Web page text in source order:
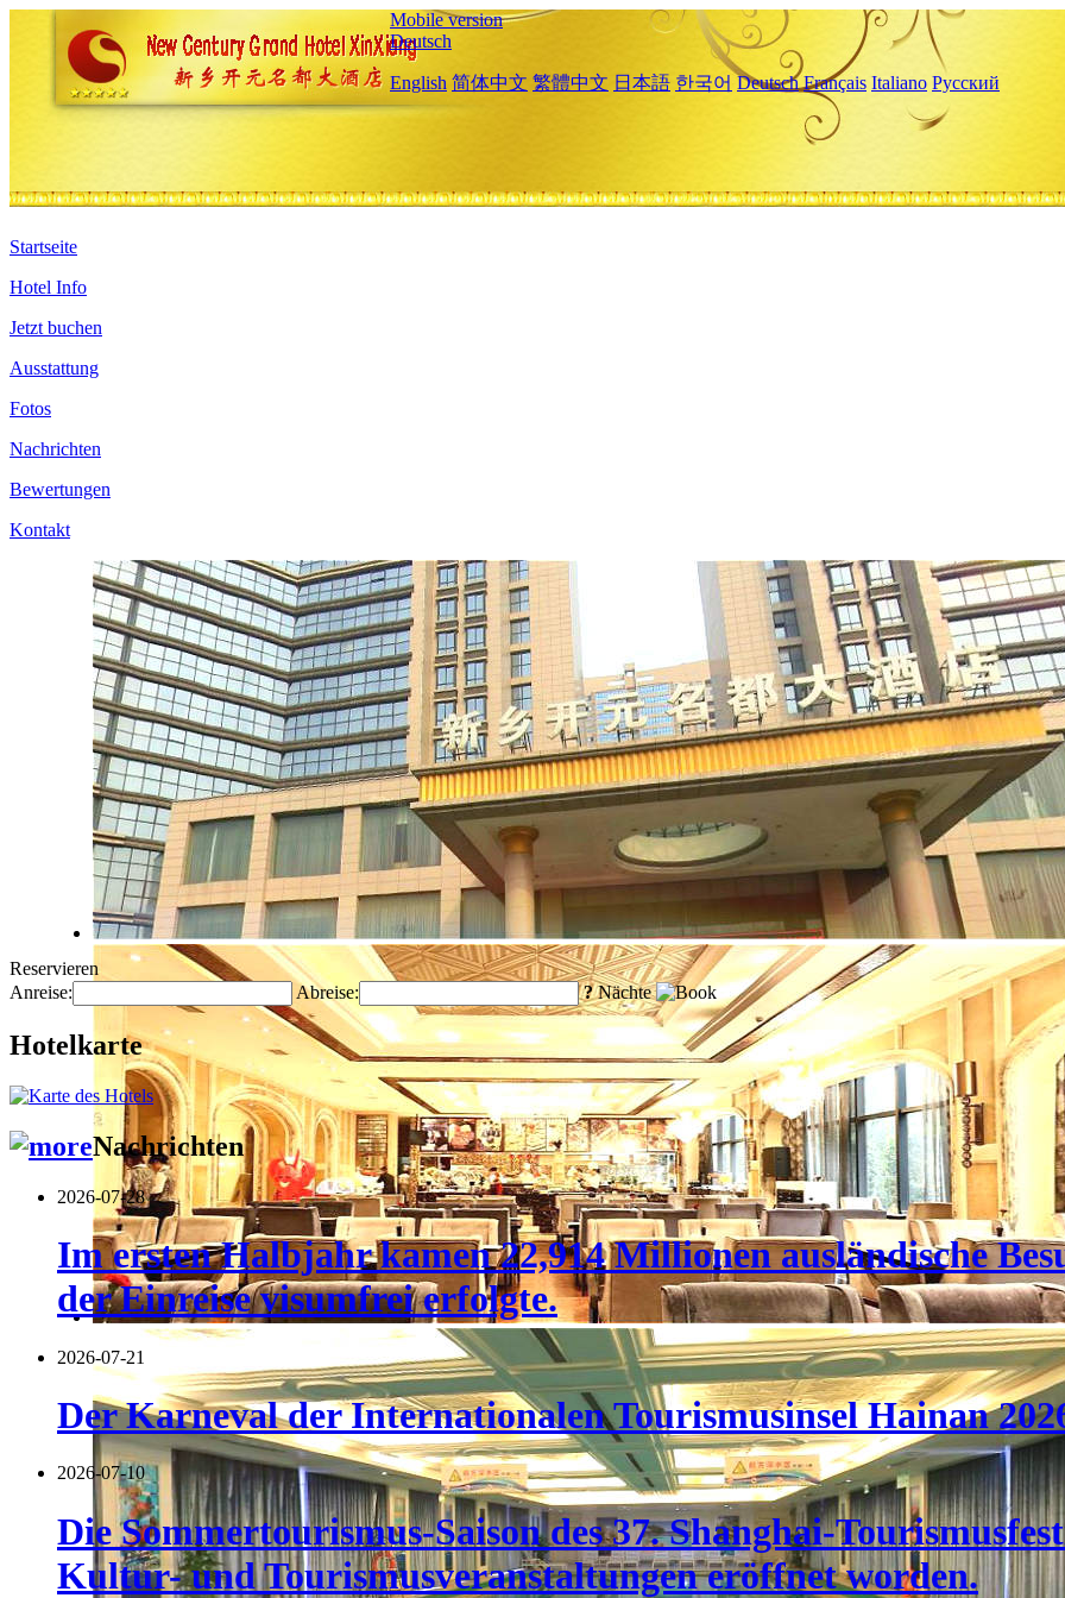
Mobile version
Deutsch
English 简体中文 繁體中文 日本語 한국어 Deutsch Français Italiano Русский
Startseite
Hotel Info
Jetzt buchen
Ausstattung
Fotos
Nachrichten
Bewertungen
Kontakt
Reservieren
Anreise:
Abreise: ?Nächte
Hotelkarte
Nachrichten
2026-07-28
Im ersten Halbjahr kamen 22,914 Millionen ausländische
der Einreise visumfrei erfolgte.
2026-07-21
Der Karneval der Internationalen Tourismusinsel Hainan
2026-07-10
Die Sommertourismus-Saison des 37. Shanghai-
Kultur- und Tourismusveranstaltungen eröffnet worden.